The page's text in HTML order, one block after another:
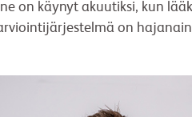
on käynyt akuutiksi, kun
on